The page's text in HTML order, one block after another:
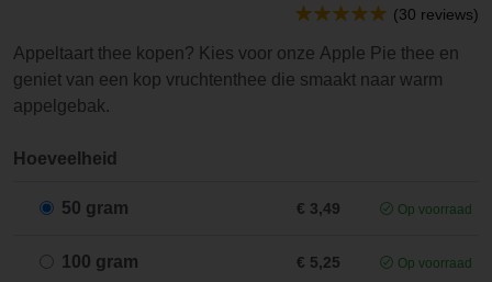
(30 reviews)
Appeltaart thee kopen? Kies voor onze Apple Pie thee en
geniet van een kop vruchtenthee die smaakt naar warm
appelgebak.
Hoeveelheid
50 gram € 3,49 Op voorraad
100 gram € 5,25 Op voorraad